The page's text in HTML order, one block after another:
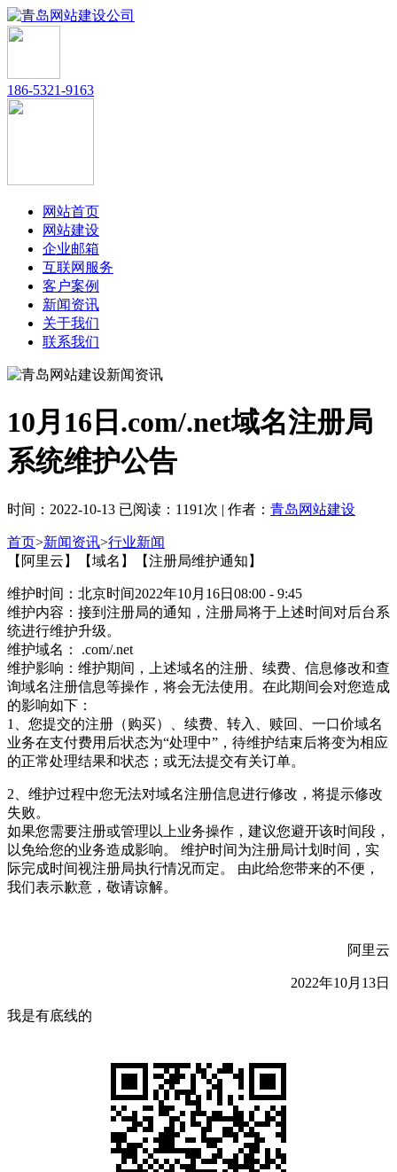
186-5321-9163
网站首页
网站建设
企业邮箱
互联网服务
客户案例
新闻资讯
关于我们
联系我们
10月16日.com/.net域名注册局
系统维护公告
时间：2022-10-13 已阅读：1191次 | 作者： 青岛网站建设
首页>新闻资讯>行业新闻
【阿里云】【域名】【注册局维护通知】
维护时间：北京时间2022年10月16日08:00 - 9:45
维护内容：接到注册局的通知，注册局将于上述时间对后台系
统进行维护升级。
维护域名： .com/.net
维护影响：维护期间，上述域名的注册、续费、信息修改和查
询域名注册信息等操作，将会无法使用。在此期间会对您造成
的影响如下：
1、您提交的注册（购买）、续费、转入、赎回、一口价域名
业务在支付费用后状态为“处理中”，待维护结束后将变为相应
的正常处理结果和状态；或无法提交有关订单。
2、维护过程中您无法对域名注册信息进行修改，将提示修改
失败。
如果您需要注册或管理以上业务操作，建议您避开该时间段，
以免给您的业务造成影响。 维护时间为注册局计划时间，实
际完成时间视注册局执行情况而定。 由此给您带来的不便，
我们表示歉意，敬请谅解。
阿里云
2022年10月13日
我是有底线的